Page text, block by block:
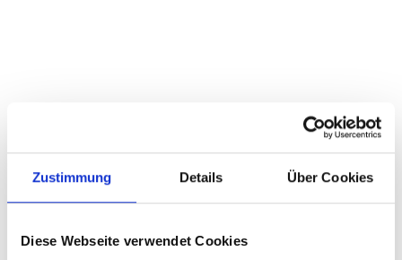
Zustimmung Details Über Cookies
Diese Webseite verwendet Cookies